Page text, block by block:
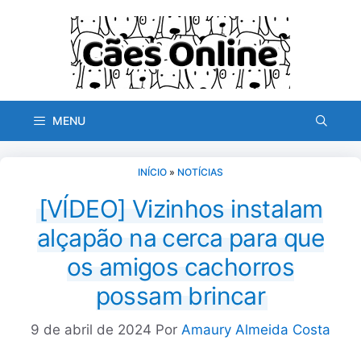
MENU
INÍCIO » NOTÍCIAS
[VÍDEO] Vizinhos instalam
alçapão na cerca para que
os amigos cachorros
possam brincar
9 de abril de 2024 Por Amaury Almeida Costa